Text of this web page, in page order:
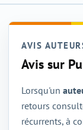
AVIS
Avis sur
Lorsqu'un
retours
récurrents, à